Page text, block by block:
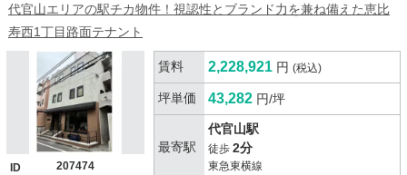
代官山エリアの駅チカ物件！視認性とブランド力を兼ね備えた恵比
寿西1丁目路面テナント
ID 207474
賃料 2,228,921 円 (税込)
坪単価 43,282 円/坪
最寄駅
代官山駅
徒歩 2分
東急東横線